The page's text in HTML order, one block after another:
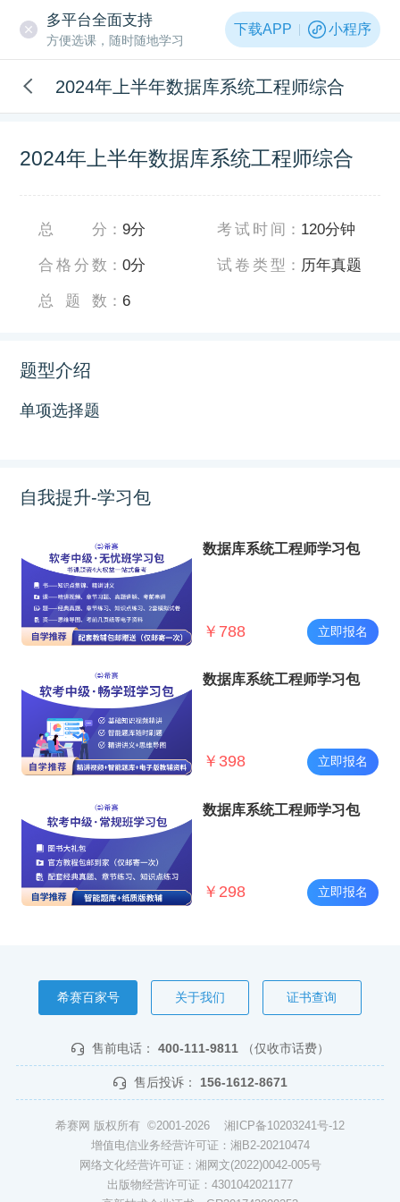
多平台全面支持
方便选课，随时随地学习
下载APP 小程序
2024年上半年数据库系统工程师综合
2024年上半年数据库系统工程师综合
总分 ：9分
合格分数 ：0分
总题数 ：6
考试时间 ： 120分钟
试卷类型 ： 历年真题
题型介绍
单项选择题
自我提升-学习包
数据库系统工程师学习包
￥ 788 立即报名
数据库系统工程师学习包
￥ 398 立即报名
数据库系统工程师学习包
￥ 298 立即报名
希赛百家号 关于我们 证书查询
售前电话： 400-111-9811 （仅收市话费）
售后投诉： 156-1612-8671
希赛网 版权所有 ©2001-2026 湘ICP备10203241号-12
增值电信业务经营许可证：湘B2-20210474
网络文化经营许可证：湘网文(2022)0042-005号
出版物经营许可证：4301042021177